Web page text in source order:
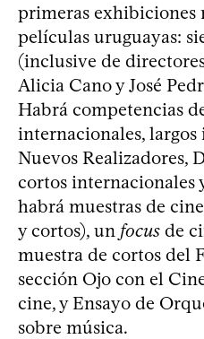
primeras exhibiciones
películas uruguayas:
(inclusive de
Alicia Cano y José
Habrá competencias
internacionales, largos
Nuevos Realizadores,
cortos internacionales
habrá muestras de
y cortos), un focus de
muestra de cortos del
sección Ojo con el
cine, y Ensayo de
sobre música.